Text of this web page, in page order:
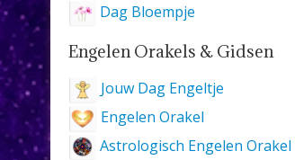
Dag Bloempje
Engelen Orakels & Gidsen
Jouw Dag Engeltje
Engelen Orakel
Astrologisch Engelen Orakel